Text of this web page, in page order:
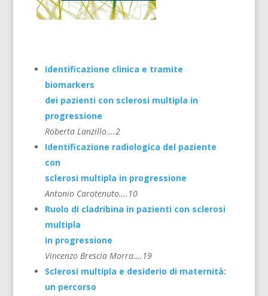
Identificazione clinica e tramite
biomarkers
dei pazienti con sclerosi multipla in
progressione
Roberta Lanzillo….2
Identificazione radiologica del paziente
con
sclerosi multipla in progressione
Antonio Carotenuto….10
Ruolo di cladribina in pazienti con sclerosi
multipla
in progressione
Vincenzo Brescia Morra….19
Sclerosi multipla e desiderio di maternità:
un percorso